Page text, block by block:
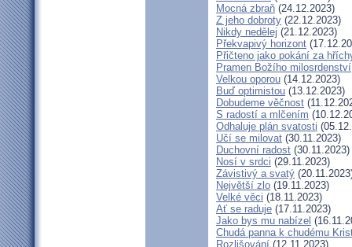
Mocná zbraň (24.12.2023)
Z jeho dobroty (22.12.2023)
Nikdy nedělej (21.12.2023)
Překvapivý horizont
Přičteno jako pokání za
Pramen Božího milosrdenství
Velkou oporou (14.12.2023)
Buď optimistou (13.12.2023)
Dobudeme věčnost
S radostí a mlčením
Odhaluje plán svatosti
Učí se milovat (30.11.2023)
Duchovní radost (30.11.2023)
Nosí v srdci (29.11.2023)
Závistivý a svatý
Největší zlo (19.11.2023)
Velké věci (18.11.2023)
Ať se raduje (17.11.2023)
Jako bys mu nabízel
Chudá panna k chudému
Rozlišování (12.11.2023)